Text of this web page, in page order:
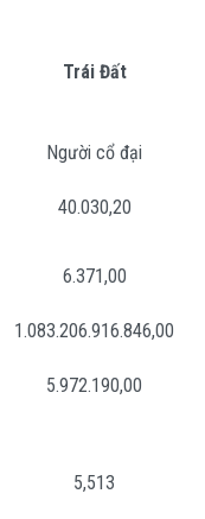
Trái Đất
Người cổ đại
40.030,20
6.371,00
1.083.206.916.846,00
5.972.190,00
5,513